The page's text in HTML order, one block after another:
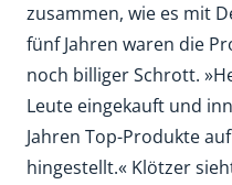
zusammen, wie es mit
fünf Jahren waren die
noch billiger Schrott.
Leute eingekauft und
Jahren Top-Produkte
hingestellt.« Klötzer